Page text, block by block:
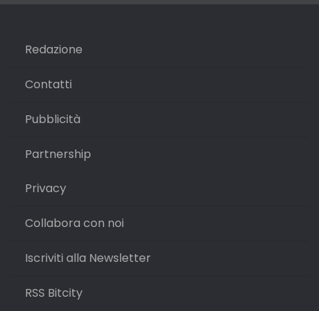
Redazione
Contatti
Pubblicità
Partnership
Privacy
Collabora con noi
Iscriviti alla Newsletter
RSS Bitcity